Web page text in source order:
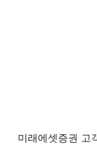
미래에셋증권 고